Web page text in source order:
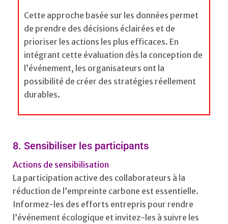
Cette approche basée sur les données permet
de prendre des décisions éclairées et de
prioriser les actions les plus efficaces. En
intégrant cette évaluation dès la conception de
l’événement, les organisateurs ont la
possibilité de créer des stratégies réellement
durables.
8. Sensibiliser les participants
Actions de sensibilisation
La participation active des collaborateurs à la
réduction de l’empreinte carbone est essentielle.
Informez-les des efforts entrepris pour rendre
l’événement écologique et invitez-les à suivre les